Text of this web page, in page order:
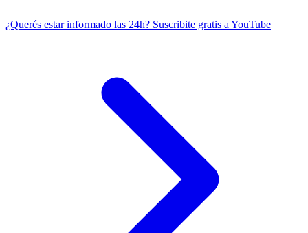
¿Querés estar informado las 24h? Suscribite gratis a YouTube